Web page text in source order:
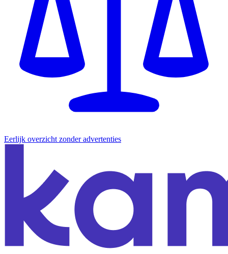
Eerlijk overzicht zonder advertenties